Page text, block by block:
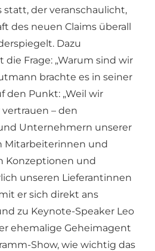
der veranschaulicht,
des neuen Claims überall
Dazu
Frage: „Warum sind wir
brachte es in seiner
den Punkt: „Weil wir
– den
Unternehmern unserer
Mitarbeiterinnen und
Konzeptionen und
unseren Lieferantinnen
er sich direkt ans
zu Keynote-Speaker Leo
ehemalige Geheimagent
Show, wie wichtig das